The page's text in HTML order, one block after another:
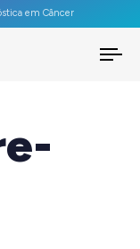
em Câncer